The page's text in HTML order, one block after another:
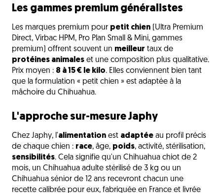
Les gammes premium généralistes
Les marques premium pour petit chien (Ultra Premium
Direct, Virbac HPM, Pro Plan Small & Mini, gammes
premium) offrent souvent un meilleur taux de
protéines animales et une composition plus qualitative.
Prix moyen : 8 à 15 € le kilo. Elles conviennent bien tant
que la formulation « petit chien » est adaptée à la
mâchoire du Chihuahua.
L'approche sur-mesure Japhy
Chez Japhy, l'alimentation est adaptée au profil précis
de chaque chien : race, âge, poids, activité, stérilisation,
sensibilités. Cela signifie qu'un Chihuahua chiot de 2
mois, un Chihuahua adulte stérilisé de 3 kg ou un
Chihuahua sénior de 12 ans recevront chacun une
recette calibrée pour eux, fabriquée en France et livrée